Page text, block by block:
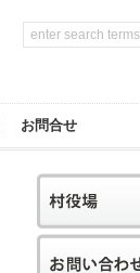
お問合せ